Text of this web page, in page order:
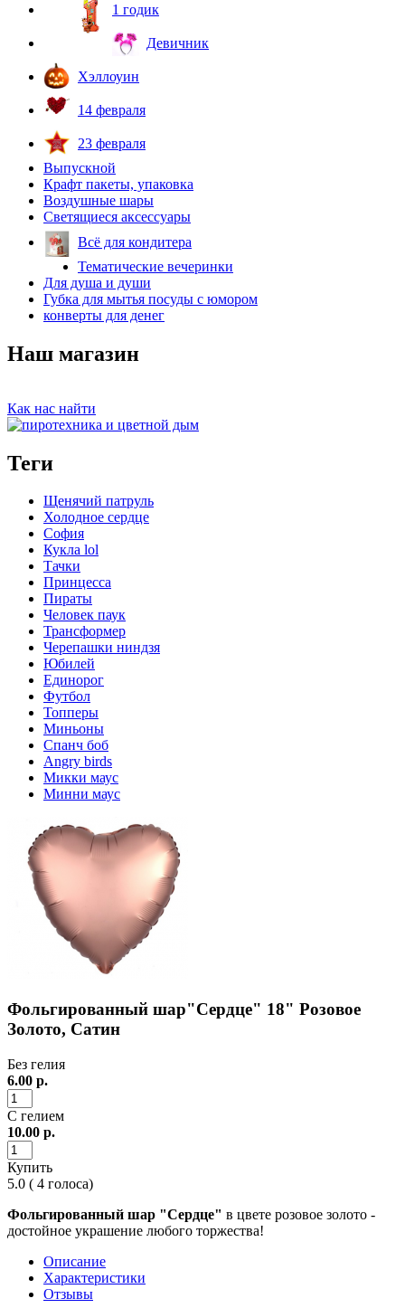
1 годик
Девичник
Хэллоуин
14 февраля
23 февраля
Выпускной
Крафт пакеты, упаковка
Воздушные шары
Светящиеся аксессуары
Всё для кондитера
Тематические вечеринки
Для душа и души
Губка для мытья посуды с юмором
конверты для денег
Наш магазин
Как нас найти
Теги
Щенячий патруль
Холодное сердце
София
Кукла lol
Тачки
Принцесса
Пираты
Человек паук
Трансформер
Черепашки ниндзя
Юбилей
Единорог
Футбол
Топперы
Миньоны
Спанч боб
Angry birds
Микки маус
Минни маус
Фольгированный шар"Сердце" 18" Розовое
Золото, Сатин
Без гелия
6.00 р.
С гелием
10.00 р.
Купить
5.0 ( 4 голоса)
Фольгированный шар "Сердце" в цвете розовое золото -
достойное украшение любого торжества!
Описание
Характеристики
Отзывы